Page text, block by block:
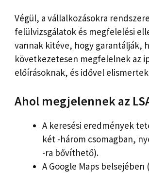
Végül, a vállalkozásokra
felülvizsgálatok és megfelelési
vannak kitéve, hogy garantálják,
következetesen megfelelnek az
előírásoknak, és idővel
Ahol megjelennek az
A keresési eredmények
két -három csomagban,
-ra bővíthető).
A Google Maps belsejében